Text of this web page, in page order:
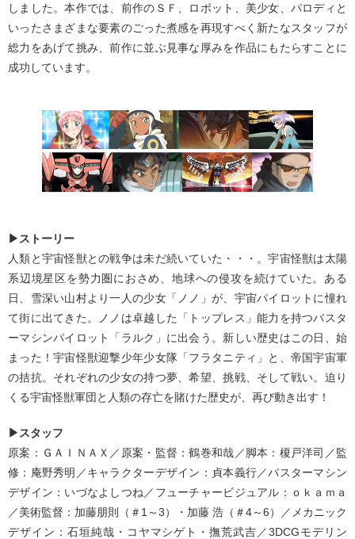
しました。本作では、前作のＳＦ、ロボット、美少女、パロディと
いったさまざまな要素のごった煮感を再現すべく新たなスタッフが
総力をあげて挑み、前作に並ぶ見事な厚みを作品にもたらすことに
成功しています。
▶ストーリー
人類と宇宙怪獣との戦争は未だ続いていた・・・。宇宙怪獣は太陽
系辺境星区を勢力圏におさめ、地球への侵攻を続けていた。ある
日、雪深い山村より一人の少女「ノノ」が、宇宙パイロットに憧れ
て街に出てきた。ノノは卓越した「トップレス」能力を持つバスタ
ーマシンパイロット「ラルク」に出会う。新しい歴史はこの日、始
まった！宇宙怪獣迎撃少年少女隊「フラタニティ」と、帝国宇宙軍
の拮抗。それぞれの少女の持つ夢、希望、挑戦、そして戦い。迫り
くる宇宙怪獣軍団と人類の存亡を賭けた歴史が、再び動き出す！
▶スタッフ
原案：ＧＡＩＮＡＸ／原案・監督：鶴巻和哉／脚本：榎戸洋司／監
修：庵野秀明／キャラクターデザイン：貞本義行／バスターマシン
デザイン：いづなよしつね／フューチャービジュアル：ｏｋａｍａ
／美術監督：加藤朋則（＃1～3）・加藤 浩（＃4～6）／メカニック
デザイン：石垣純哉・コヤマシゲト・撫荒武吉／3DCGモデリン